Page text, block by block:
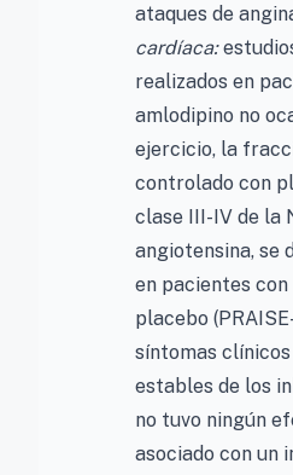
ataques de
cardíaca:
realizados en
amlodipino no
ejercicio, la
controlado con
clase III-IV de la
angiotensina, se
en pacientes
placebo
síntomas
estables de los
no tuvo ningún
asociado con un